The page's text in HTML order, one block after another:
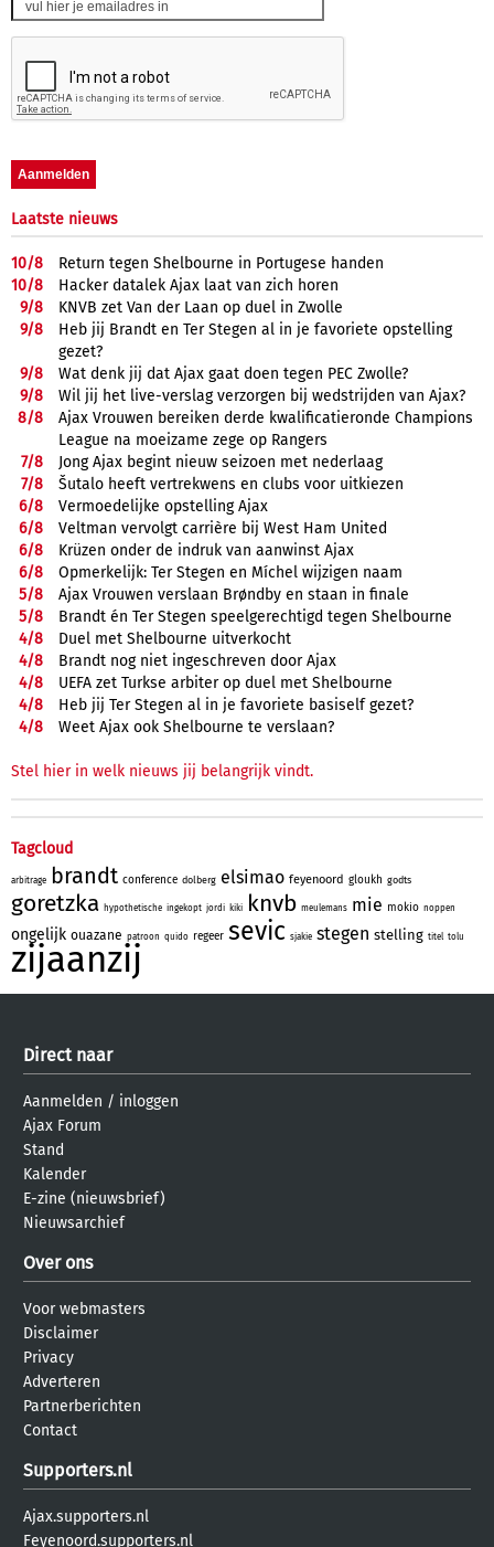
Laatste nieuws
10/8
Return tegen Shelbourne in Portugese handen
10/8
Hacker datalek Ajax laat van zich horen
9/8
KNVB zet Van der Laan op duel in Zwolle
9/8
Heb jij Brandt en Ter Stegen al in je favoriete opstelling
gezet?
9/8
Wat denk jij dat Ajax gaat doen tegen PEC Zwolle?
9/8
Wil jij het live-verslag verzorgen bij wedstrijden van Ajax?
8/8
Ajax Vrouwen bereiken derde kwalificatieronde Champions
League na moeizame zege op Rangers
7/8
Jong Ajax begint nieuw seizoen met nederlaag
7/8
Šutalo heeft vertrekwens en clubs voor uitkiezen
6/8
Vermoedelijke opstelling Ajax
6/8
Veltman vervolgt carrière bij West Ham United
6/8
Krüzen onder de indruk van aanwinst Ajax
6/8
Opmerkelijk: Ter Stegen en Míchel wijzigen naam
5/8
Ajax Vrouwen verslaan Brøndby en staan in finale
5/8
Brandt én Ter Stegen speelgerechtigd tegen Shelbourne
4/8
Duel met Shelbourne uitverkocht
4/8
Brandt nog niet ingeschreven door Ajax
4/8
UEFA zet Turkse arbiter op duel met Shelbourne
4/8
Heb jij Ter Stegen al in je favoriete basiself gezet?
4/8 Weet Ajax ook Shelbourne te verslaan?
Stel hier in welk nieuws jij belangrijk vindt.
Tagcloud
arbitrage brandt conference dolberg elsimao feyenoord gloukh godts
goretzka hypothetische ingekopt jordi kiki knvb meulemans mie mokio noppen
ongelijk ouazane patroon quido regeer sevic sjakie stegen stelling titel tolu
zijaanzij
Direct naar
Aanmelden / inloggen
Ajax Forum
Stand
Kalender
E-zine (nieuwsbrief)
Nieuwsarchief
Over ons
Voor webmasters
Disclaimer
Privacy
Adverteren
Partnerberichten
Contact
Supporters.nl
Ajax.supporters.nl
Feyenoord.supporters.nl